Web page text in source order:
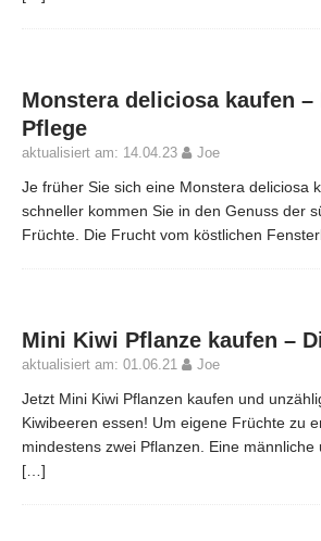
Monstera deliciosa kaufen –
Pflege
aktualisiert am: 14.04.23 Joe
Je früher Sie sich eine Monstera deliciosa
schneller kommen Sie in den Genuss der
Früchte. Die Frucht vom köstlichen
Mini Kiwi Pflanze kaufen –
aktualisiert am: 01.06.21 Joe
Jetzt Mini Kiwi Pflanzen kaufen und
Kiwibeeren essen! Um eigene Früchte zu
mindestens zwei Pflanzen. Eine männliche
[…]